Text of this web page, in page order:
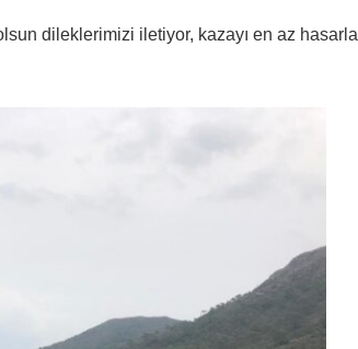
dileklerimizi iletiyor, kazayı en az hasarla